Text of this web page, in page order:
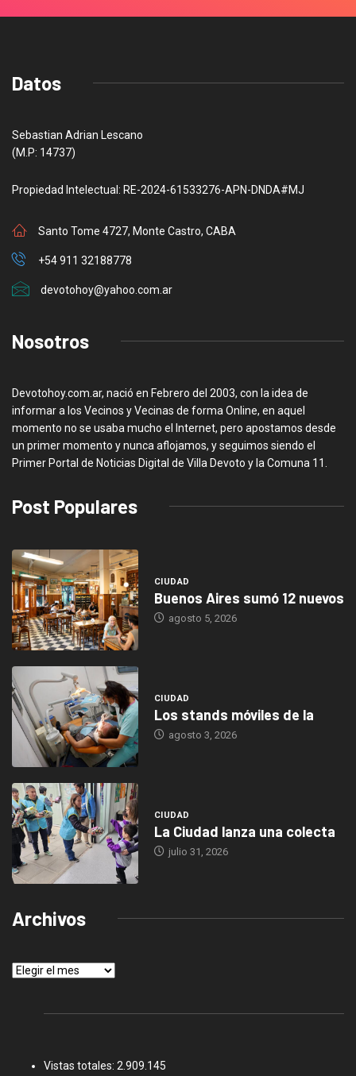
Datos
Sebastian Adrian Lescano
(M.P: 14737)
Propiedad Intelectual: RE-2024-61533276-APN-DNDA#MJ
Santo Tome 4727, Monte Castro, CABA
+54 911 32188778
devotohoy@yahoo.com.ar
Nosotros
Devotohoy.com.ar, nació en Febrero del 2003, con la idea de
informar a los Vecinos y Vecinas de forma Online, en aquel
momento no se usaba mucho el Internet, pero apostamos desde
un primer momento y nunca aflojamos, y seguimos siendo el
Primer Portal de Noticias Digital de Villa Devoto y la Comuna 11.
Post Populares
CIUDAD
Buenos Aires sumó 12 nuevos
agosto 5, 2026
CIUDAD
Los stands móviles de la
agosto 3, 2026
CIUDAD
La Ciudad lanza una colecta
julio 31, 2026
Archivos
Archivos
Vistas totales: 2.909.145